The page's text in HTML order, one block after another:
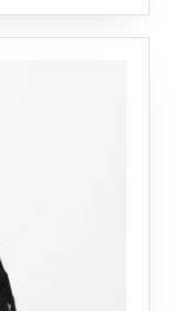
Elegantie